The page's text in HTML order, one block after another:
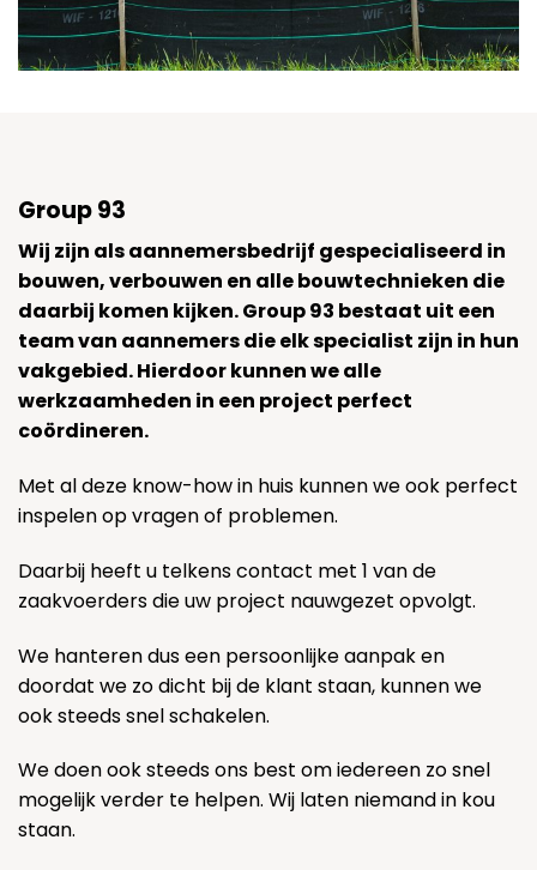
Group 93
Wij zijn als aannemersbedrijf gespecialiseerd in
bouwen, verbouwen en alle bouwtechnieken die
daarbij komen kijken. Group 93 bestaat uit een
team van aannemers die elk specialist zijn in hun
vakgebied. Hierdoor kunnen we alle
werkzaamheden in een project perfect
coördineren.
Met al deze know-how in huis kunnen we ook perfect
inspelen op vragen of problemen.
Daarbij heeft u telkens contact met 1 van de
zaakvoerders die uw project nauwgezet opvolgt.
We hanteren dus een persoonlijke aanpak en
doordat we zo dicht bij de klant staan, kunnen we
ook steeds snel schakelen.
We doen ook steeds ons best om iedereen zo snel
mogelijk verder te helpen. Wij laten niemand in kou
staan.